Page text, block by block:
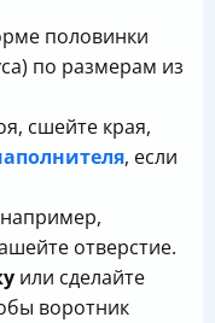
половинки
по размерам из
сшейте края,
, если
отверстие.
или сделайте
воротник